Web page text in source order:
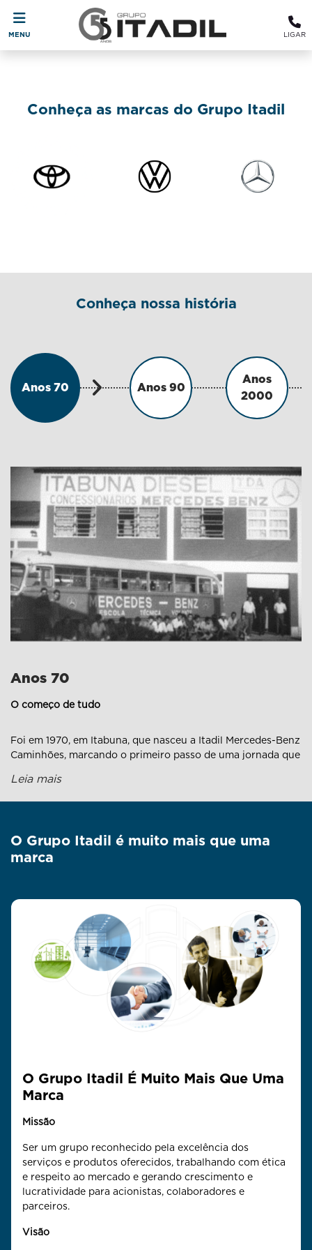
MENU LIGAR
Conheça as marcas do Grupo Itadil
Conheça nossa história
Anos 70 Anos 90
Anos
2000
Anos 70
O começo de tudo
Foi em 1970, em Itabuna, que nasceu a Itadil Mercedes-Benz
Caminhões, marcando o primeiro passo de uma jornada que
estrela também brilhou em Teixeira de Freitas, com a
Leia mais
O Grupo Itadil é muito mais que uma
marca
O Grupo Itadil É Muito Mais Que Uma
Marca
Missão
Ser um grupo reconhecido pela excelência dos
serviços e produtos oferecidos, trabalhando com ética
e respeito ao mercado e gerando crescimento e
lucratividade para acionistas, colaboradores e
parceiros.
Visão